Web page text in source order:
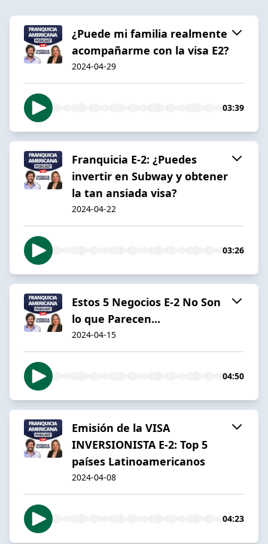
¿Puede mi familia realmente
acompañarme con la visa E2?
2024-04-29
03:39
Franquicia E-2: ¿Puedes
invertir en Subway y obtener
la tan ansiada visa?
2024-04-22
03:26
Estos 5 Negocios E-2 No Son
lo que Parecen...
2024-04-15
04:50
Emisión de la VISA
INVERSIONISTA E-2: Top 5
países Latinoamericanos
2024-04-08
04:23